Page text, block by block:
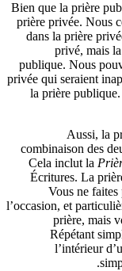
Bien que
prière
dans la
publique.
privée qui
la
Cela
l’occasion,